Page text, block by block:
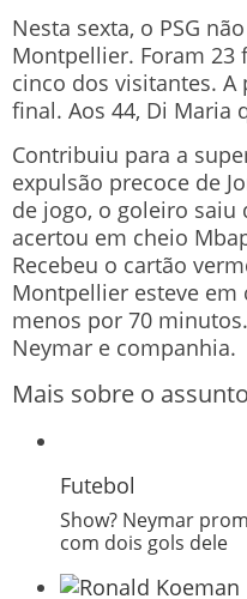
Nesta sexta, o PSG
Montpellier. Foram 23
cinco dos visitantes.
final. Aos 44, Di Maria
Contribuiu para a
expulsão precoce de
de jogo, o goleiro saiu
acertou em cheio
Recebeu o cartão
Montpellier esteve
menos por 70
Neymar e companhia.
Mais sobre o assunto
Futebol
Show? Neymar
com dois gols dele